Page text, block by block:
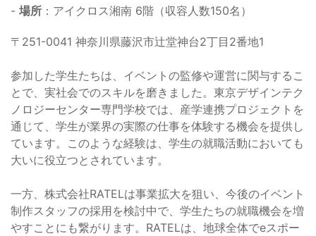
- 場所 ：アイクロス湘南 6階（収容人数150名）
〒251-0041 神奈川県藤沢市辻堂神台2丁目2番地1
参加した学生たちは、イベントの監修や運営に関与するこ
とで、実社会でのスキルを磨きました。東京デザインテク
ノロジーセンター専門学校では、産学連携プロジェクトを
通じて、学生が業界の実際の仕事を体験する機会を提供し
ています。このような経験は、学生の就職活動においても
大いに役立つとされています。
一方、株式会社RATELは事業拡大を狙い、今後のイベント
制作スタッフの採用を検討中で、学生たちの就職機会を増
やすことにも繋がります。RATELは、地球全体でeスポー